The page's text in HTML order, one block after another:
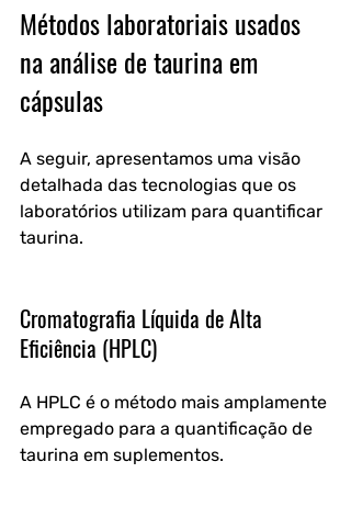
Métodos laboratoriais usados
na análise de taurina em
cápsulas
A seguir, apresentamos uma visão
detalhada das tecnologias que os
laboratórios utilizam para quantificar
taurina.
Cromatografia Líquida de Alta
Eficiência (HPLC)
A HPLC é o método mais amplamente
empregado para a quantificação de
taurina em suplementos.